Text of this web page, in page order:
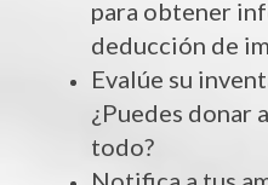
para obtener
deducción de
Evalúe su
¿Puedes donar
todo?